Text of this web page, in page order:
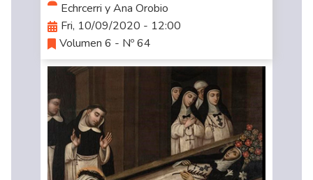
Echrcerri y Ana Orobio
Fri, 10/09/2020 - 12:00
Volumen 6 - Nº 64